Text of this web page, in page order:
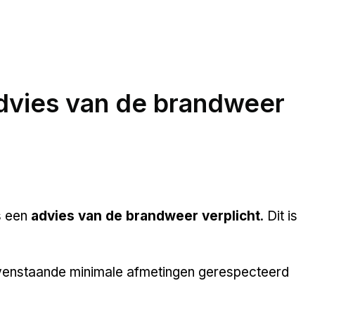
van de brandweer
een advies van de brandweer verplicht. Dit is
minimale afmetingen gerespecteerd